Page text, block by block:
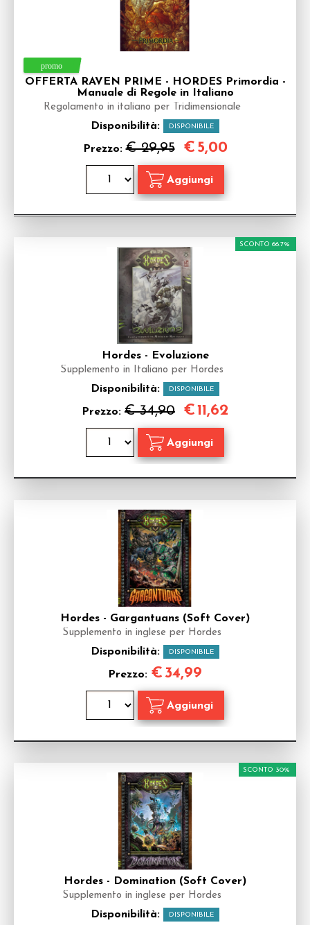
OFFERTA RAVEN PRIME - HORDES Primordia -
Manuale di Regole in Italiano
Regolamento in italiano per Tridimensionale
Disponibilità: DISPONIBILE
Prezzo:€ 29,95 € 5,00
Hordes - Evoluzione
Supplemento in Italiano per Hordes
Disponibilità: DISPONIBILE
Prezzo: € 34,90
SCONTO 66.7%
€11,62
Hordes - Gargantuans (Soft Cover)
Supplemento in inglese per Hordes
Disponibilità: DISPONIBILE
Prezzo: € 34,99
Hordes - Domination (Soft Cover)
Supplemento in inglese per Hordes
Disponibilità: DISPONIBILE
SCONTO 30%